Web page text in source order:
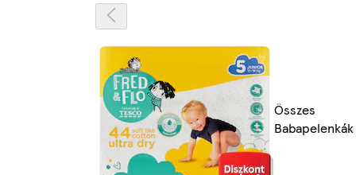
Összes
Babapelenkák